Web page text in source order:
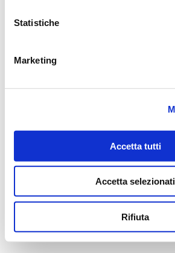
Statistiche
Marketing
Accetta tutti
Accetta selezionati
Rifiuta